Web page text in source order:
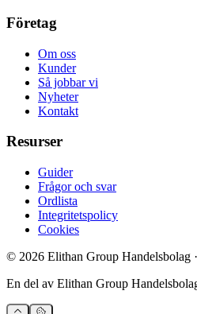
Företag
Om oss
Kunder
Så jobbar vi
Nyheter
Kontakt
Resurser
Guider
Frågor och svar
Ordlista
Integritetspolicy
Cookies
© 2026 Elithan Group Handelsbolag
En del av Elithan Group